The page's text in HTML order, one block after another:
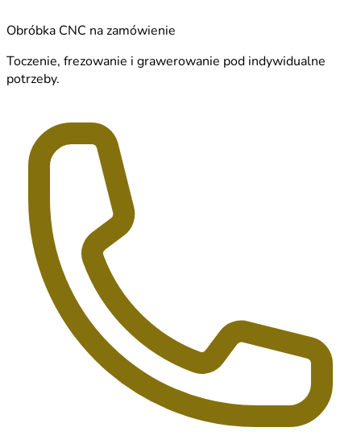
Obróbka CNC na zamówienie
Toczenie, frezowanie i grawerowanie pod indywidualne
potrzeby.